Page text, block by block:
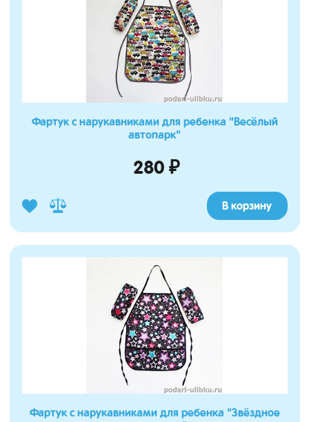
Фартук с нарукавниками для ребенка "Весёлый
автопарк"
280 ₽
В корзину
Фартук с нарукавниками для ребенка "Звёздное